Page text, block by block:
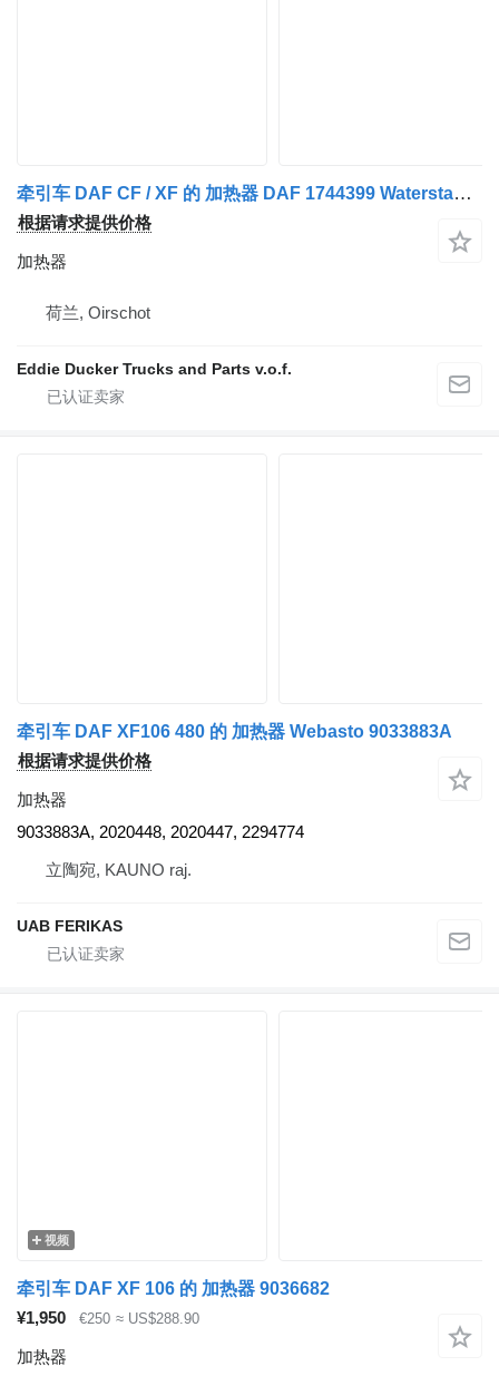
牵引车 DAF CF / XF 的 加热器 DAF 1744399 Waterstandverwarming
根据请求提供价格
加热器
荷兰, Oirschot
Eddie Ducker Trucks and Parts v.o.f.
牵引车 DAF XF106 480 的 加热器 Webasto 9033883A
根据请求提供价格
加热器
9033883A, 2020448, 2020447, 2294774
立陶宛, KAUNO raj.
UAB FERIKAS
视频
牵引车 DAF XF 106 的 加热器 9036682
¥1,950
€250 ≈ US$288.90
加热器